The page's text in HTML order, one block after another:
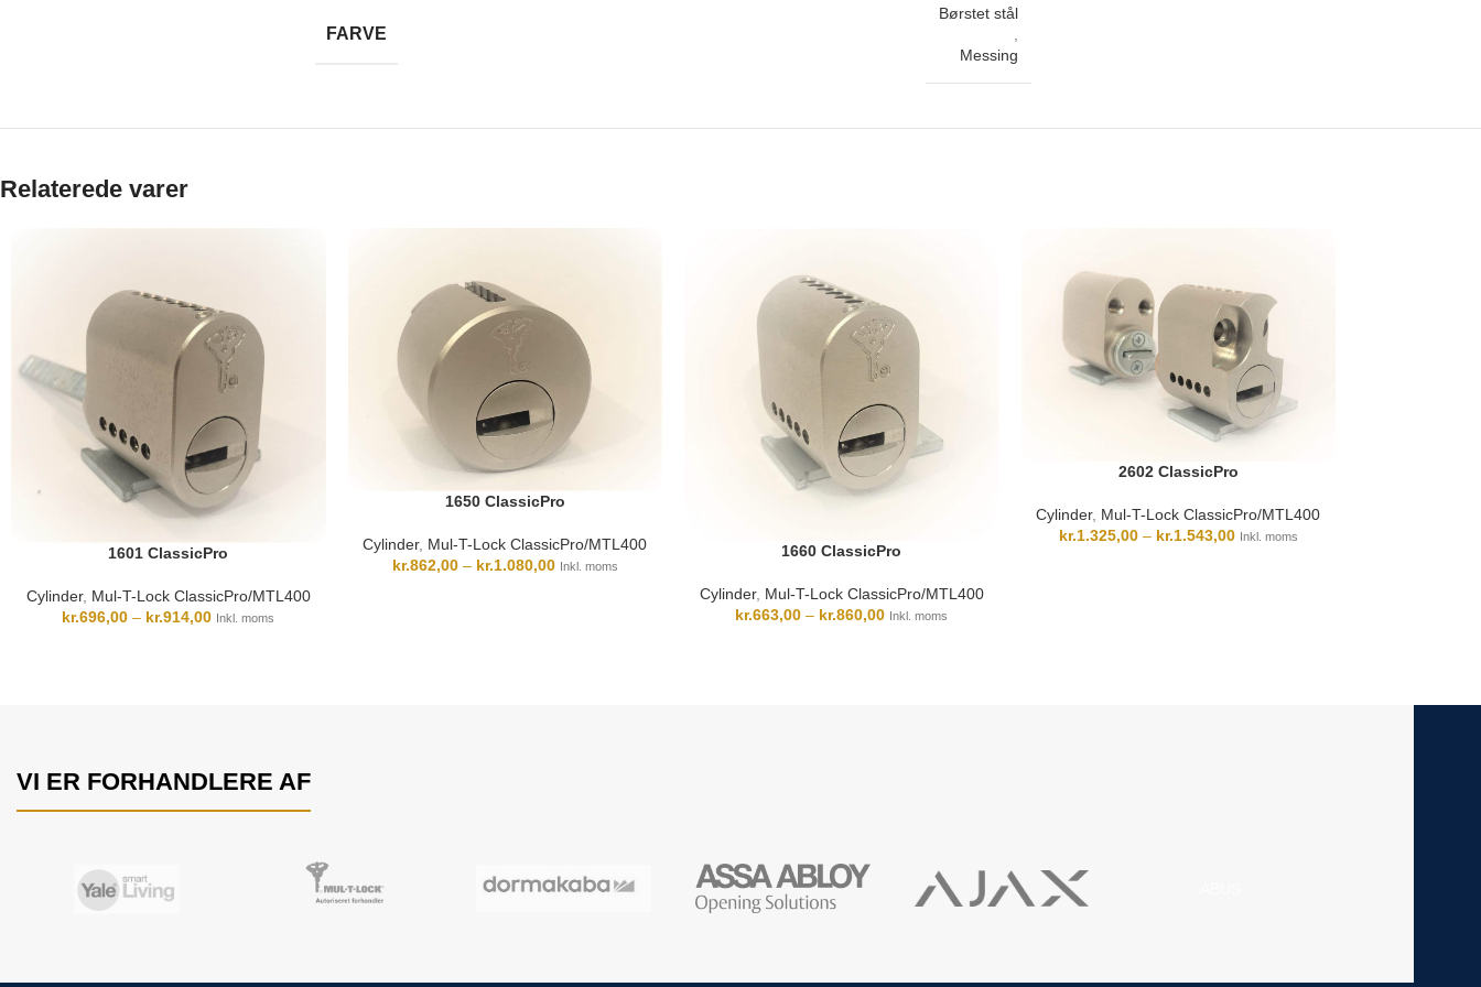
FARVE
Børstet stål
Messing
Relaterede varer
1601 ClassicPro
Cylinder, Mul-T-Lock ClassicPro/MTL400
kr.696,00 – kr.914,00 Inkl. moms
1650 ClassicPro
Cylinder, Mul-T-Lock ClassicPro/MTL400
kr.862,00– kr.1.080,00 Inkl. moms
1660 ClassicPro
Cylinder, Mul-T-Lock ClassicPro/MTL400
kr.663,00 – kr.860,00 Inkl. moms
2602 ClassicPro
Cylinder, Mul-T-Lock ClassicPro/MTL400
kr.1.325,00– kr.1.543,00 Inkl. moms
VI ER FORHANDLERE AF